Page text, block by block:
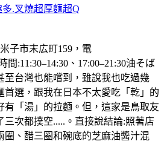
.叉燒超厚麵超Q
子市末広町159，電
間:11:30–14:30、17:00–21:30油そば
至台灣也能嚐到，雖說我也吃過幾
首選，跟我在日本不太愛吃「乾」的
有「湯」的拉麵。但，這家是鳥取友
三次都撲空.....。直接說結論:照著店
圈、醋三圈和碗底的芝麻油醬汁混